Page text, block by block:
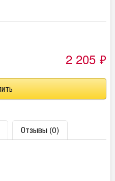
2 205 ₽
Отзывы (0)